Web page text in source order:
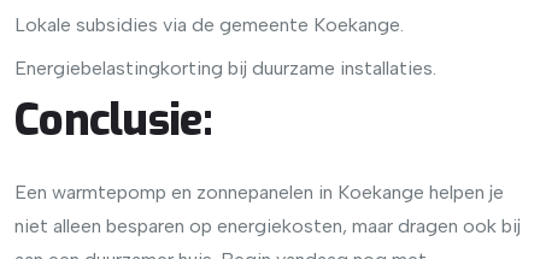
Lokale subsidies via de gemeente Koekange.
Energiebelastingkorting bij duurzame installaties.
Conclusie:
Een warmtepomp en zonnepanelen in Koekange helpen je
niet alleen besparen op energiekosten, maar dragen ook bij